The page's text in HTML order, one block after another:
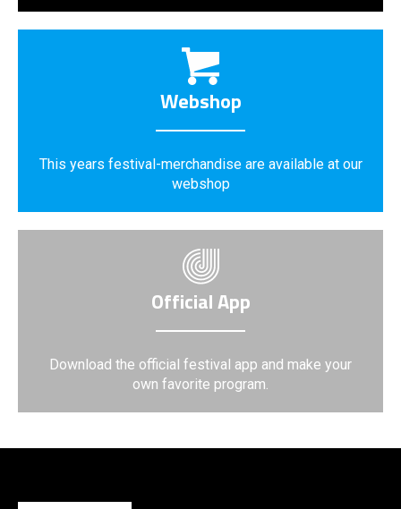
Webshop
This years festival-merchandise are available at our
webshop
Official App
Download the official festival app and make your
own favorite program.